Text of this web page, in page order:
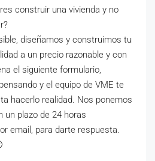
construir una vivienda y no
diseñamos y construimos tu
a un precio razonable y con
el siguiente formulario,
y el equipo de VME te
hacerlo realidad. Nos ponemos
un plazo de 24 horas
email, para darte respuesta.